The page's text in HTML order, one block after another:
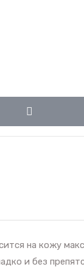
на кожу
и без